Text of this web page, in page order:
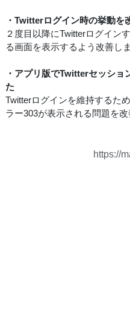
・Twitterログイン時の挙動を
２度目以降にTwitterログイン
る画面を表示するよう改善しま
・アプリ版でTwitterセッショ
た
Twitterログインを維持するた
ラー303が表示される問題を改
https://